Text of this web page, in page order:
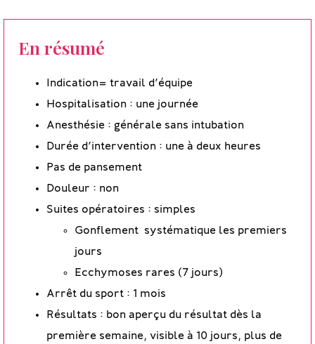
En résumé
Indication= travail d’équipe
Hospitalisation : une journée
Anesthésie : générale sans intubation
Durée d’intervention : une à deux heures
Pas de pansement
Douleur : non
Suites opératoires : simples
Gonflement systématique les premiers
jours
Ecchymoses rares (7 jours)
Arrêt du sport : 1 mois
Résultats : bon aperçu du résultat dès la
première semaine, visible à 10 jours, plus de